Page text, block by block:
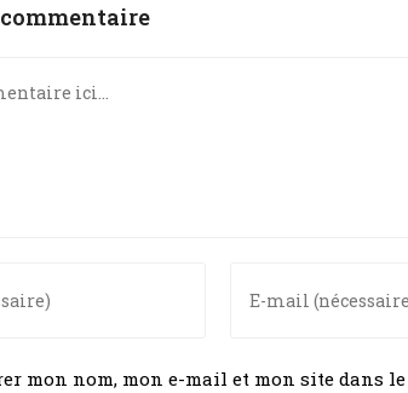
mon nom, mon e-mail et mon site dans